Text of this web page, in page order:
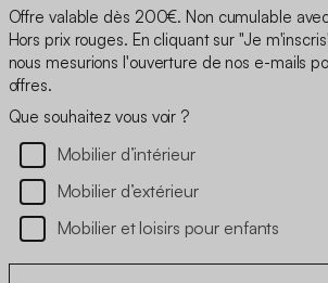
Offre valable dès 200€. Non cumulable
Hors prix rouges. En cliquant sur "Je
nous mesurions l'ouverture de nos e-mails
offres.
Que souhaitez vous voir ?
Mobilier d’intérieur
Mobilier d’extérieur
Mobilier et loisirs pour enfants